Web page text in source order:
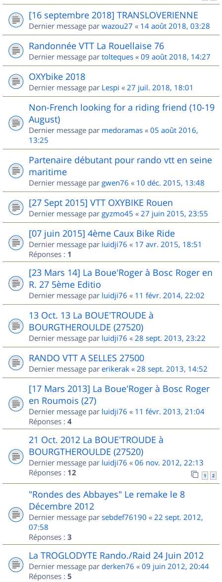
[16 septembre 2018] TRANSLOVERIENNE
Dernier message par wazou27 « 14 août 2018, 03:28
Randonnée VTT La Rouellaise 76
Dernier message par tolteques « 09 août 2018, 14:27
OXYbike 2018
Dernier message par Lespi « 27 juil. 2018, 18:01
Non-French looking for a riding friend (10-19
August)
Dernier message par medoramas « 05 août 2016,
13:25
Partenaire débutant pour rando vtt en seine
maritime
Dernier message par gwen76 « 10 déc. 2015, 13:48
[27 Sept 2015] VTT OXYBIKE Rouen
Dernier message par gyzmo45 « 27 juin 2015, 23:55
[07 juin 2015] 4ème Caux Bike Ride
Dernier message par luidji76 « 17 avr. 2015, 18:51
Réponses : 1
[23 Mars 14] La Boue'Roger à Bosc Roger en
R. 27 5ème Editio
Dernier message par luidji76 « 11 févr. 2014, 22:02
13 Oct. 13 La BOUE'TROUDE à
BOURGTHEROULDE (27520)
Dernier message par luidji76 « 28 sept. 2013, 23:22
RANDO VTT A SELLES 27500
Dernier message par erikerak « 28 sept. 2013, 14:52
[17 Mars 2013] La Boue'Roger à Bosc Roger
en Roumois (27)
Dernier message par luidji76 « 11 févr. 2013, 21:04
Réponses : 4
21 Oct. 2012 La BOUE'TROUDE à
BOURGTHEROULDE (27520)
Dernier message par luidji76 « 06 nov. 2012, 22:13
Réponses : 12 1 2
"Rondes des Abbayes" Le remake le 8
Décembre 2012
Dernier message par sebdef76190 « 22 sept. 2012,
07:58
Réponses : 3
La TROGLODYTE Rando./Raid 24 Juin 2012
Dernier message par derken76 « 09 juin 2012, 20:44
Réponses : 5